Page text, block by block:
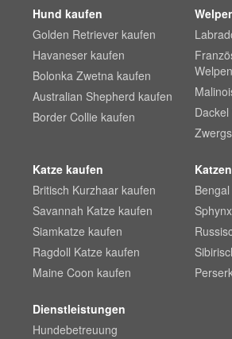
Hund kaufen
Golden Retriever kaufen
Havaneser kaufen
Bolonka Zwetna kaufen
Australian Shepherd kaufen
Border Collie kaufen
Katze kaufen
Britisch Kurzhaar kaufen
Savannah Katze kaufen
Siamkatze kaufen
Ragdoll Katze kaufen
Maine Coon kaufen
Dienstleistungen
Hundebetreuung